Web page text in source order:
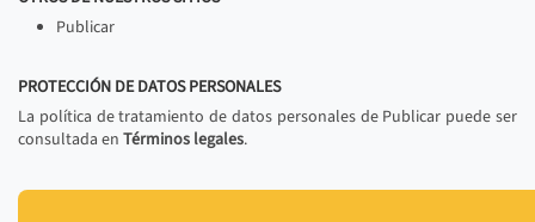
Publicar
PROTECCIÓN DE DATOS PERSONALES
La política de tratamiento de datos personales de Publicar puede ser
consultada en Términos legales.